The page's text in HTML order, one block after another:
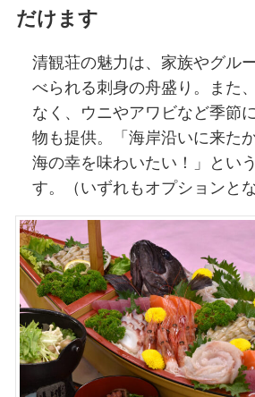
だけます
清観荘の魅力は、家族やグル
べられる刺身の舟盛り。また
なく、ウニやアワビなど季節
物も提供。「海岸沿いに来た
海の幸を味わいたい！」とい
す。（いずれもオプションとな